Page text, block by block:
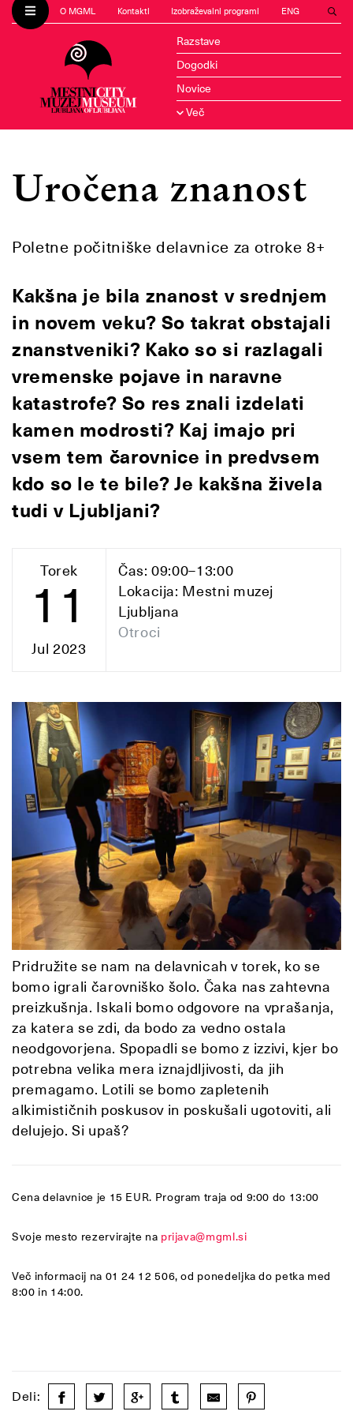
O MGML Kontakti Izobraževalni programi ENG
Razstave
Dogodki
Novice
Več
Uročena znanost
Poletne počitniške delavnice za otroke 8+
Kakšna je bila znanost v srednjem
in novem veku? So takrat obstajali
znanstveniki? Kako so si razlagali
vremenske pojave in naravne
katastrofe? So res znali izdelati
kamen modrosti? Kaj imajo pri
vsem tem čarovnice in predvsem
kdo so le te bile? Je kakšna živela
tudi v Ljubljani?
Torek
11
Jul 2023
Čas: 09:00–13:00
Lokacija: Mestni muzej
Ljubljana
Otroci
Pridružite se nam na delavnicah v torek, ko se
bomo igrali čarovniško šolo. Čaka nas zahtevna
preizkušnja. Iskali bomo odgovore na vprašanja,
za katera se zdi, da bodo za vedno ostala
neodgovorjena. Spopadli se bomo z izzivi, kjer bo
potrebna velika mera iznajdljivosti, da jih
premagamo. Lotili se bomo zapletenih
alkimističnih poskusov in poskušali ugotoviti, ali
delujejo. Si upaš?
Cena delavnice je 15 EUR. Program traja od 9:00 do 13:00
Svoje mesto rezervirajte na prijava@mgml.si
Več informacij na 01 24 12 506, od ponedeljka do petka med
8:00 in 14:00.
Deli: